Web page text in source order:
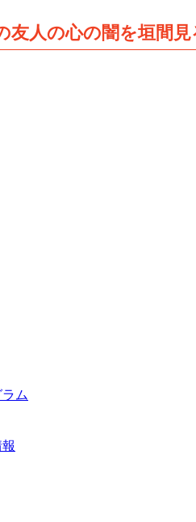
友人の心の闇を垣間
ム